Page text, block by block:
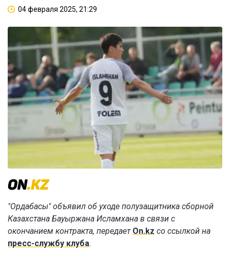
04 февраля 2025, 21:29
"Ордабасы" объявил об уходе полузащитника сборной
Казахстана Бауыржана Исламхана в связи с
окончанием контракта, передает On.kz со ссылкой на
пресс-службу клуба.